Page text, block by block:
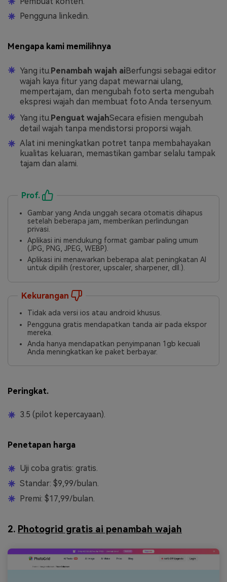
Pengguna linkedin.
Mengapa kami memilihnya
Yang itu.Penambah wajah aiBerfungsi sebagai editor
wajah kaya fitur yang dapat mewarnai ulang,
mempertajam, dan mengubah foto serta mengubah
ekspresi wajah dan membuat foto Anda tersenyum.
Yang itu. Penguat wajahSecara efisien mengubah
detail wajah tanpa mendistorsi proporsi wajah.
Alat ini meningkatkan potret tanpa membahayakan
kualitas keluaran, memastikan gambar selalu tampak
tajam dan alami.
Prof.
Gambar yang Anda unggah secara otomatis dihapus
setelah beberapa jam, memberikan perlindungan
privasi.
Aplikasi ini mendukung format gambar paling umum
(JPG, PNG, JPEG, WEBP).
Aplikasi ini menawarkan beberapa alat peningkatan AI
untuk dipilih (restorer, upscaler, sharpener, dll.).
Kekurangan
Tidak ada versi ios atau android khusus.
Pengguna gratis mendapatkan tanda air pada ekspor
mereka.
Anda hanya mendapatkan penyimpanan 1gb kecuali
Anda meningkatkan ke paket berbayar.
Peringkat.
3.5 (pilot kepercayaan).
Penetapan harga
Uji coba gratis: gratis.
Standar: $9,99/bulan.
Premi: $17,99/bulan.
2. Photogrid gratis ai penambah wajah